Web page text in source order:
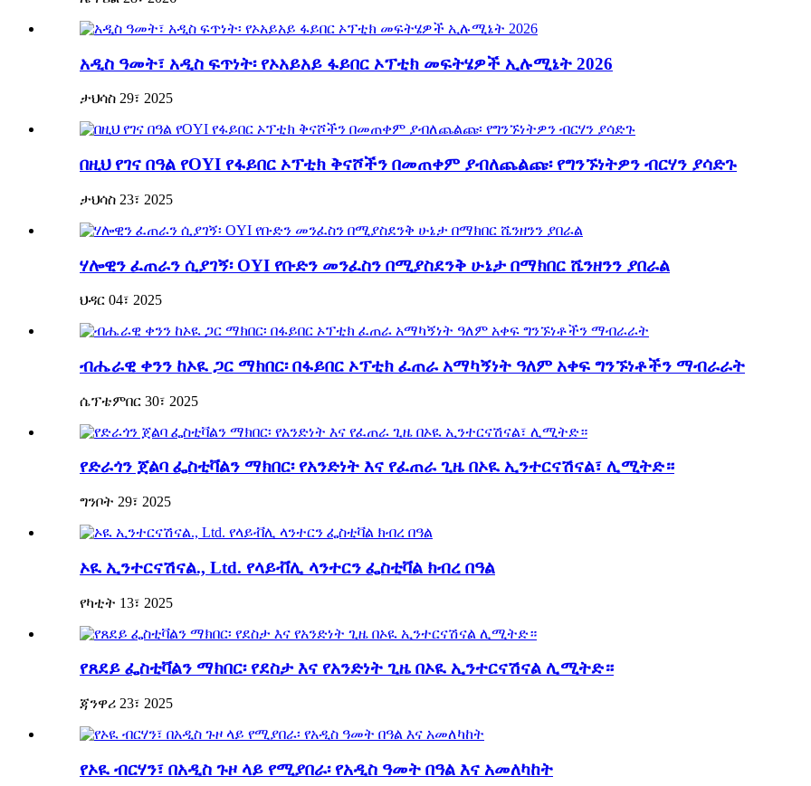
አዲስ ዓመት፣ አዲስ ፍጥነት፡ የኦአይአይ ፋይበር ኦፕቲክ መፍትሄዎች ኢሉሚኔት 2026
ታህሳስ 29፣ 2025
በዚህ የገና በዓል የOYI የፋይበር ኦፕቲክ ቅናሾችን በመጠቀም ያብለጨልጩ፡ የግንኙነትዎን ብርሃን ያሳድጉ
ታህሳስ 23፣ 2025
ሃሎዊን ፈጠራን ሲያገኝ፡ OYI የቡድን መንፈስን በሚያስደንቅ ሁኔታ በማክበር ሼንዘንን ያበራል
ህዳር 04፣ 2025
ብሔራዊ ቀንን ከኦዪ ጋር ማክበር፡ በፋይበር ኦፕቲክ ፈጠራ አማካኝነት ዓለም አቀፍ ግንኙነቶችን ማብራራት
ሴፕቴምበር 30፣ 2025
የድራጎን ጀልባ ፌስቲቫልን ማክበር፡ የአንድነት እና የፈጠራ ጊዜ በኦዪ ኢንተርናሽናል፣ ሊሚትድ።
ግንቦት 29፣ 2025
ኦዪ ኢንተርናሽናል., Ltd. የላይቭሊ ላንተርን ፌስቲቫል ክብረ በዓል
የካቲት 13፣ 2025
የጸደይ ፌስቲቫልን ማክበር፡ የደስታ እና የአንድነት ጊዜ በኦዪ ኢንተርናሽናል ሊሚትድ።
ጃንዋሪ 23፣ 2025
የኦዪ ብርሃን፣ በአዲስ ጉዞ ላይ የሚያበራ፡ የአዲስ ዓመት በዓል እና አመለካከት